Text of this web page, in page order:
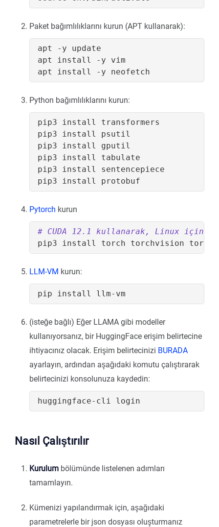
Paket bağımlılıklarını kurun (APT kullanarak):
Python bağımlılıklarını kurun:
Pytorch kurun
# CUDA 12.1 kullanarak, Linux için
LLM-VM kurun:
(isteğe bağlı) Eğer LLAMA gibi modeller
kullanıyorsanız, bir HuggingFace erişim belirtecine
ihtiyacınız olacak. Erişim belirtecinizi BURADA
ayarlayın, ardından aşağıdaki komutu çalıştırarak
belirtecinizi konsolunuza kaydedin:
Nasıl Çalıştırılır
Kurulum bölümünde listelenen adımları
tamamlayın.
Kümenizi yapılandırmak için, aşağıdaki
parametrelerle bir json dosyası oluşturmanız